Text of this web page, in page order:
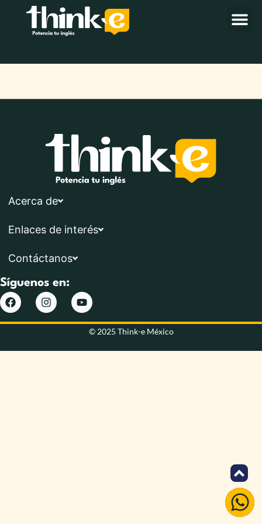
Acerca de
Enlaces de interés
Contáctanos
Síguenos en:
© 2025 Think-e México